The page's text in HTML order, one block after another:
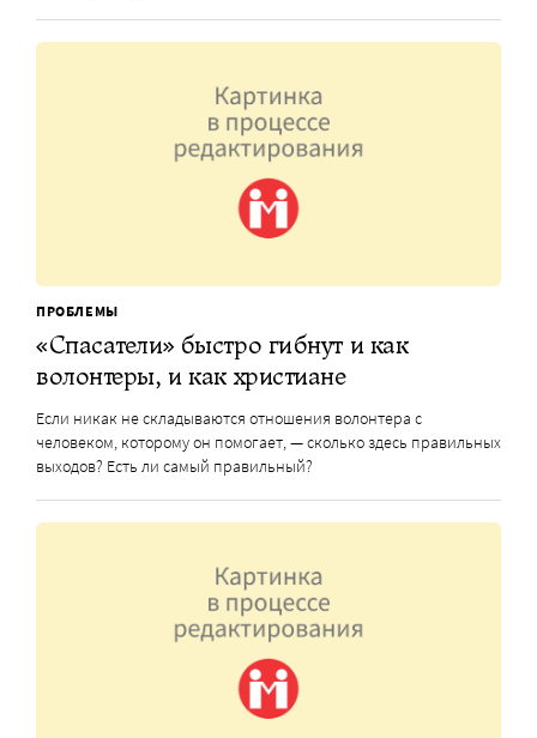
ПРОБЛЕМЫ
«Спасатели» быстро гибнут и как
волонтеры, и как христиане
Если никак не складываются отношения волонтера с
человеком, которому он помогает, — сколько здесь правильных
выходов? Есть ли самый правильный?